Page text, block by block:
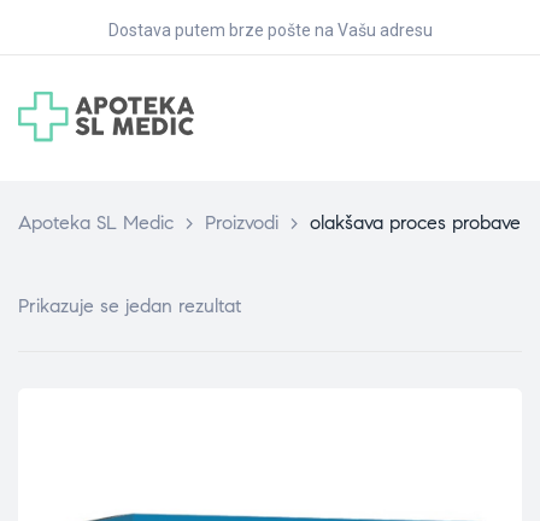
Dostava putem brze pošte na Vašu adresu
Apoteka SL Medic > Proizvodi > olakšava proces probave
Prikazuje se jedan rezultat